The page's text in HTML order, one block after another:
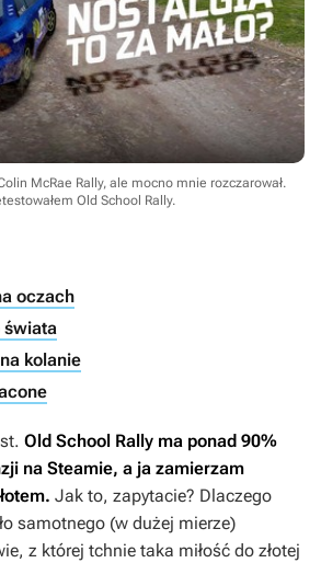
McRae Rally, ale mocno mnie rozczarował.
Old School Rally.
oczach
świata
kolanie
Old School Rally ma ponad 90%
na Steamie, a ja zamierzam
Jak to, zapytacie? Dlaczego
samotnego (w dużej mierze)
z której tchnie taka miłość do złotej